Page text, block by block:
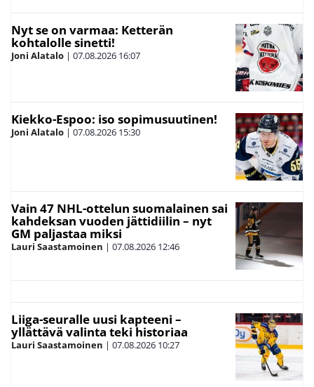
Nyt se on varmaa: Ketterän
kohtalolle sinetti!
Joni Alatalo | 07.08.2026 16:07
Kiekko-Espoo: iso sopimusuutinen!
Joni Alatalo | 07.08.2026 15:30
Vain 47 NHL-ottelun suomalainen sai
kahdeksan vuoden jättidiilin – nyt
GM paljastaa miksi
Lauri Saastamoinen | 07.08.2026 12:46
Liiga-seuralle uusi kapteeni –
yllättävä valinta teki historiaa
Lauri Saastamoinen | 07.08.2026 10:27